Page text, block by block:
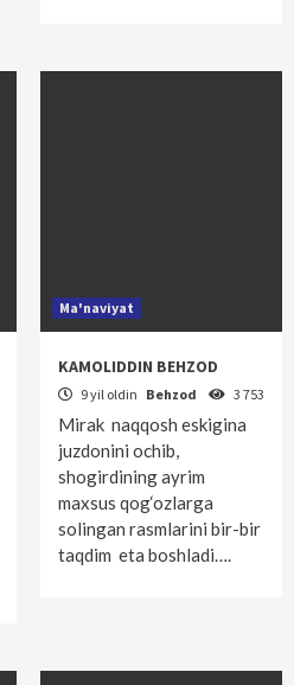
Ma'naviyat
KAMOLIDDIN BEHZOD
9 yil oldin Behzod 3 753
Mirak naqqosh eskigina
juzdonini ochib,
shogirdining ayrim
maxsus qog‘ozlarga
solingan rasmlarini bir-bir
taqdim eta boshladi….